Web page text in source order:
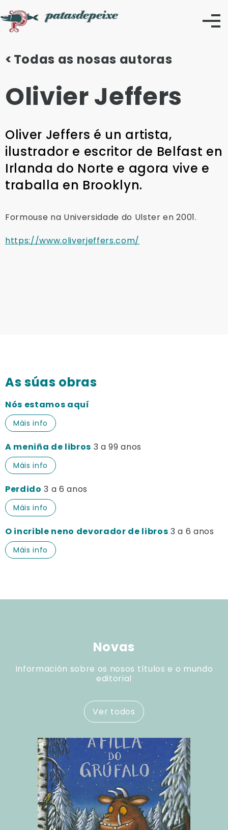
to
content
Todas as nosas autoras
Olivier Jeffers
Oliver Jeffers é un artista,
ilustrador e escritor de Belfast en
Irlanda do Norte e agora vive e
traballa en Brooklyn.
Formouse na Universidade do Ulster en 2001.
https://www.oliverjeffers.com/
As súas obras
Nós estamos aquí
Máis info
A meniña de libros 3 a 99 anos
Máis info
Perdido 3 a 6 anos
Máis info
O incrible neno devorador de libros 3 a 6 anos
Máis info
Novas
Información sobre os nosos títulos e o mundo
editorial
Ver todos